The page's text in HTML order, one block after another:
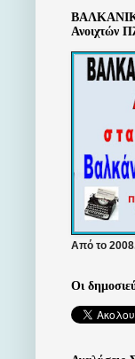
Ανοιχτών
Από το
Οι